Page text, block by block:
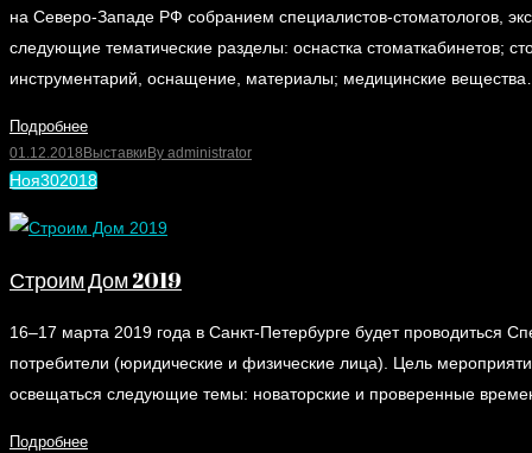
на Северо-Западе РФ собранием специалистов-стоматологов,
следующие тематические разделы: оснастка стоматкабинетов;
инструментарий, оснащение, материалы; медицинские
Подробнее
01.12.2018 Выставки By administrator
Ноя302018
Строим Дом 2019
16–17 марта 2019 года в Санкт-Петербурге будет проводиться
потребители (юридические и физические лица). Цель
освещаться следующие темы: новаторские и проверенные
Подробнее